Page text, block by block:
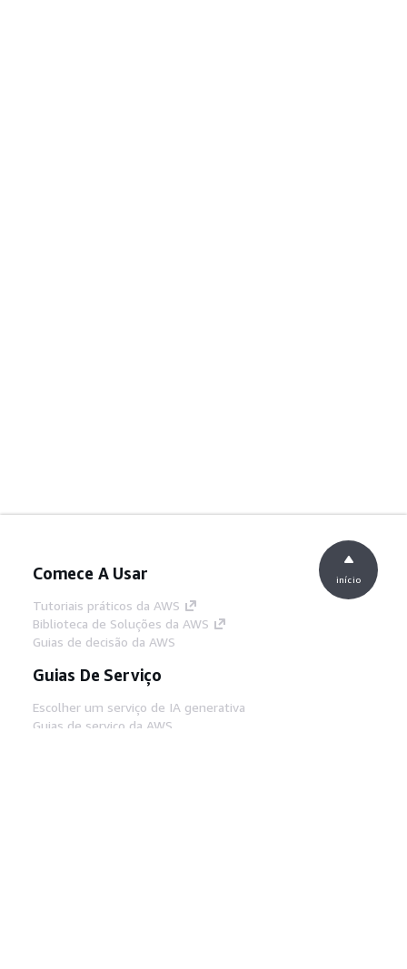
Comece A Usar
Tutoriais práticos da AWS
Biblioteca de Soluções da AWS
Guias de decisão da AWS
Guias De Serviço
Escolher um serviço de IA generativa
Guias de serviço da AWS
início